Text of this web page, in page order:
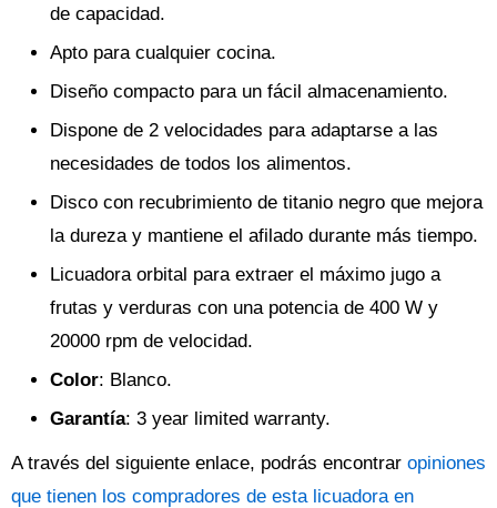
de capacidad.
Apto para cualquier cocina.
Diseño compacto para un fácil almacenamiento.
Dispone de 2 velocidades para adaptarse a las
necesidades de todos los alimentos.
Disco con recubrimiento de titanio negro que mejora
la dureza y mantiene el afilado durante más tiempo.
Licuadora orbital para extraer el máximo jugo a
frutas y verduras con una potencia de 400 W y
20000 rpm de velocidad.
Color: Blanco.
Garantía: 3 year limited warranty.
A través del siguiente enlace, podrás encontrar opiniones
que tienen los compradores de esta licuadora en